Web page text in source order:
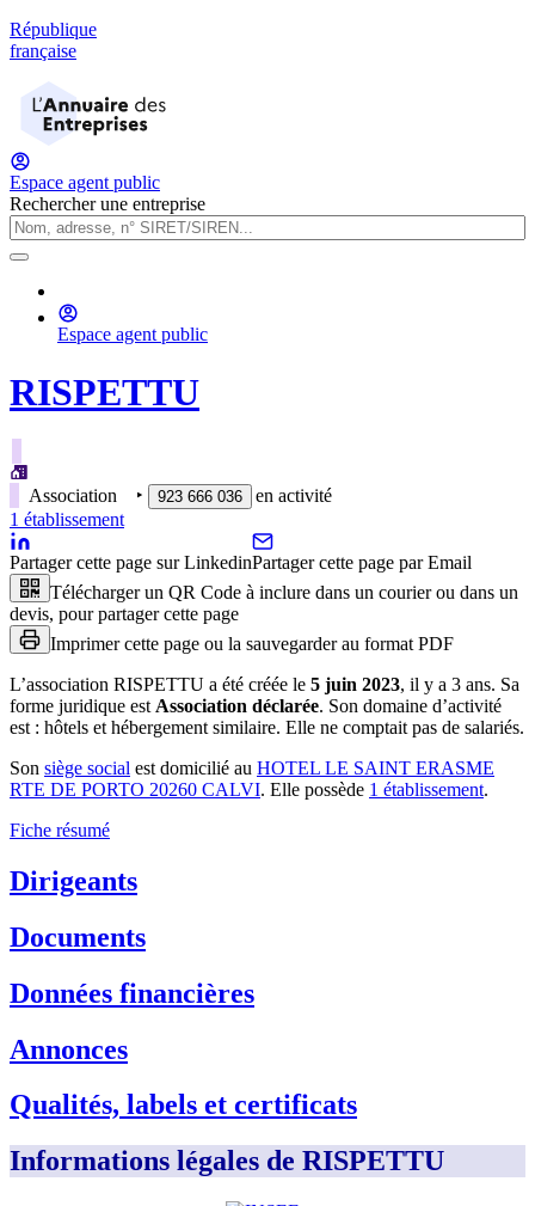
République
française
Espace agent public
Rechercher une entreprise
Espace agent public
RISPETTU
Association ‣ 923 666 036
en activité
1 établissement
Partager cette page sur LinkedinPartager cette page par Email
Télécharger un QR Code à inclure dans un courier ou dans un
devis, pour partager cette page
Imprimer cette page ou la sauvegarder au format PDF
L’association RISPETTU a été créée le 5 juin 2023, il y a 3 ans. Sa
forme juridique est Association déclarée. Son domaine d’activité
est : hôtels et hébergement similaire. Elle ne comptait pas de salariés.
Son siège social est domicilié au HOTEL LE SAINT ERASME
RTE DE PORTO 20260 CALVI. Elle possède 1 établissement.
Fiche résumé
Dirigeants
Documents
Données financières
Annonces
Qualités, labels et certificats
Informations légales de RISPETTU